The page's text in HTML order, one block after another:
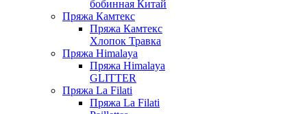
бобинная Китай
Пряжа Камтекс
Пряжа Камтекс
Хлопок Травка
Пряжа Himalaya
Пряжа Himalaya
GLITTER
Пряжа La Filati
Пряжа La Filati